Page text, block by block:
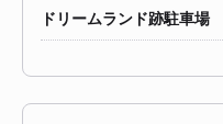
ドリームランド跡駐車場